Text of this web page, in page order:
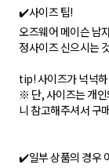
✔️사이즈 팁!
오즈웨어 메이슨 남
정사이즈 신으시는
tip! 사이즈가 넉넉
※ 단, 사이즈는 개
니 참고해주셔서 구
✔️일부 상품의 경우